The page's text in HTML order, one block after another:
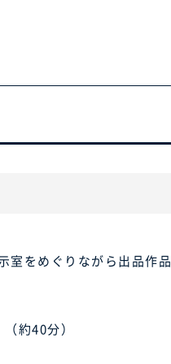
室をめぐりながら出品作
約40分）